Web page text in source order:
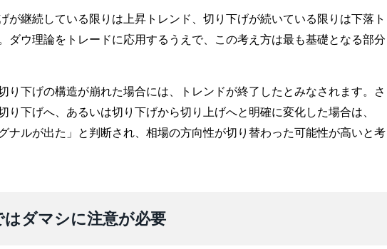
が継続している限りは上昇トレンド、切り下げが続いている限りは下落ト
ダウ理論をトレードに応用するうえで、この考え方は最も基礎となる部分
り下げの構造が崩れた場合には、トレンドが終了したとみなされます。さ
り下げへ、あるいは切り下げから切り上げへと明確に変化した場合は、
ナルが出た」と判断され、相場の方向性が切り替わった可能性が高いと考
はダマシに注意が必要